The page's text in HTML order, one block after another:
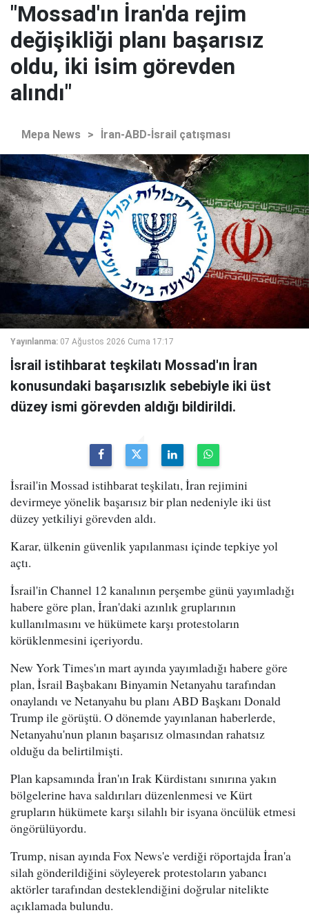
"Mossad'ın İran'da rejim
değişikliği planı başarısız
oldu, iki isim görevden
alındı"
Mepa News > İran-ABD-İsrail çatışması
Yayınlanma: 07 Ağustos 2026 Cuma 17:17
İsrail istihbarat teşkilatı Mossad'ın İran
konusundaki başarısızlık sebebiyle iki üst
düzey ismi görevden aldığı bildirildi.
İsrail'in Mossad istihbarat teşkilatı, İran rejimini
devirmeye yönelik başarısız bir plan nedeniyle iki üst
düzey yetkiliyi görevden aldı.
Karar, ülkenin güvenlik yapılanması içinde tepkiye yol
açtı.
İsrail'in Channel 12 kanalının perşembe günü yayımladığı
habere göre plan, İran'daki azınlık gruplarının
kullanılmasını ve hükümete karşı protestoların
körüklenmesini içeriyordu.
New York Times'ın mart ayında yayımladığı habere göre
plan, İsrail Başbakanı Binyamin Netanyahu tarafından
onaylandı ve Netanyahu bu planı ABD Başkanı Donald
Trump ile görüştü. O dönemde yayınlanan haberlerde,
Netanyahu'nun planın başarısız olmasından rahatsız
olduğu da belirtilmişti.
Plan kapsamında İran'ın Irak Kürdistanı sınırına yakın
bölgelerine hava saldırıları düzenlenmesi ve Kürt
grupların hükümete karşı silahlı bir isyana öncülük etmesi
öngörülüyordu.
Trump, nisan ayında Fox News'e verdiği röportajda İran'a
silah gönderildiğini söyleyerek protestoların yabancı
aktörler tarafından desteklendiğini doğrular nitelikte
açıklamada bulundu.